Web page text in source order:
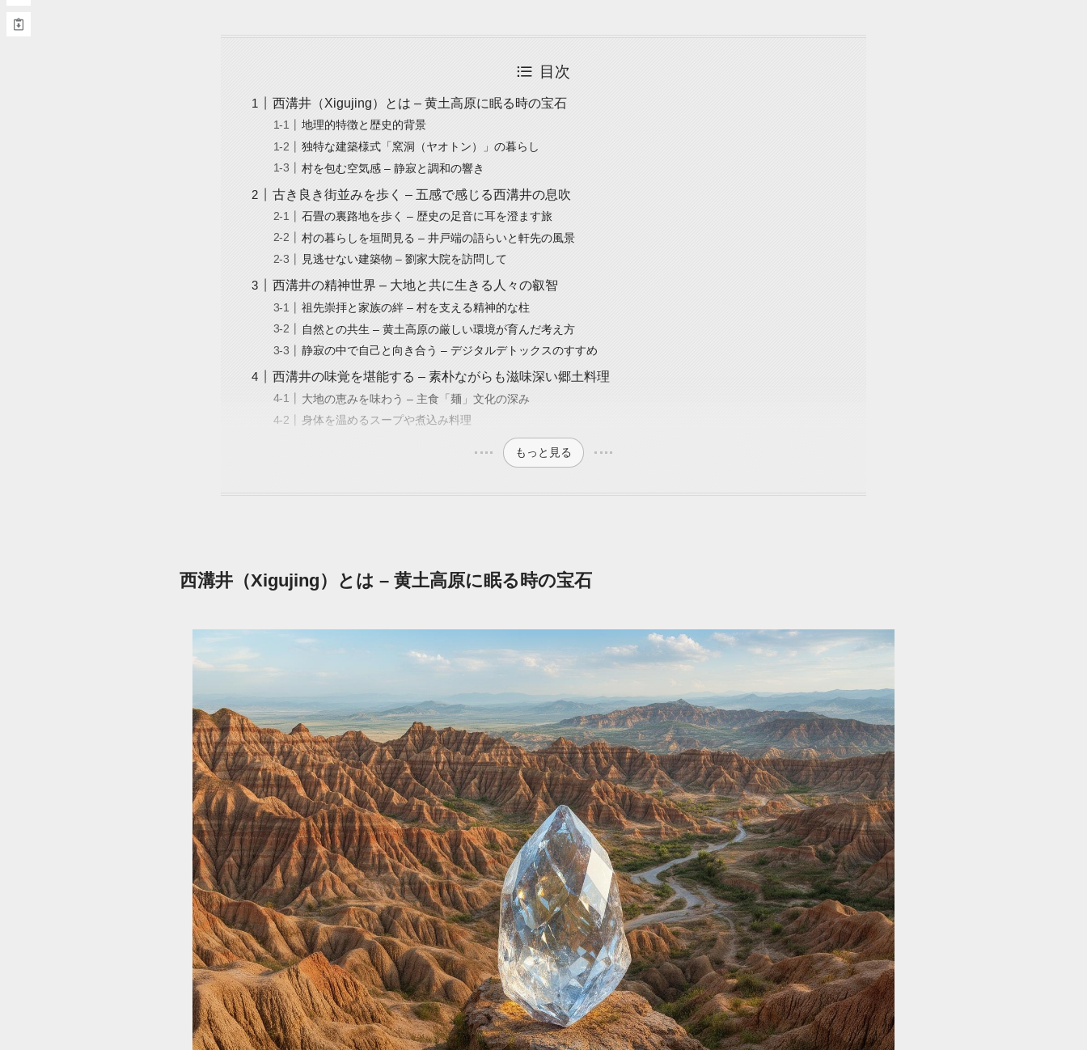
目次
西溝井（Xigujing）とは – 黄土高原に眠る時の宝石
地理的特徴と歴史的背景
独特な建築様式「窯洞（ヤオトン）」の暮らし
村を包む空気感 – 静寂と調和の響き
古き良き街並みを歩く – 五感で感じる西溝井の息吹
石畳の裏路地を歩く – 歴史の足音に耳を澄ます旅
村の暮らしを垣間見る – 井戸端の語らいと軒先の風景
見逃せない建築物 – 劉家大院を訪問して
西溝井の精神世界 – 大地と共に生きる人々の叡智
祖先崇拝と家族の絆 – 村を支える精神的な柱
自然との共生 – 黄土高原の厳しい環境が育んだ考え方
静寂の中で自己と向き合う – デジタルデトックスのすすめ
西溝井の味覚を堪能する – 素朴ながらも滋味深い郷土料理
大地の恵みを味わう – 主食「麺」文化の深み
身体を温めるスープや煮込み料理
もっと見る
西溝井（Xigujing）とは – 黄土高原に眠る時の宝石